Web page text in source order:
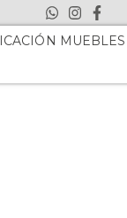
MUEBLES